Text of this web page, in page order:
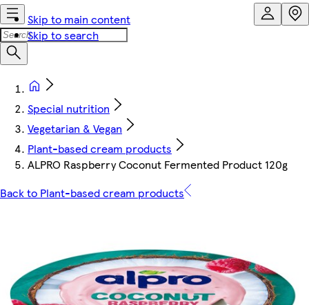
Skip to main content
Skip to search
Special nutrition
Vegetarian & Vegan
Plant-based cream products
ALPRO Raspberry Coconut Fermented Product 120g
Back to Plant-based cream products